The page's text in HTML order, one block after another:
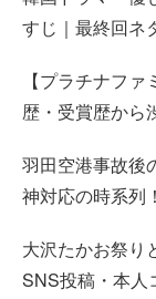
すじ｜最終回ネ
【プラチナフ
歴・受賞歴から
羽田空港事故後
神対応の時系列
大沢たかお祭り
SNS投稿・本人